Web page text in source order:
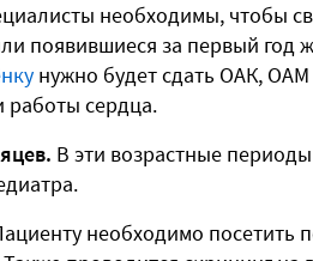
необходимы, чтобы
появившиеся за первый год
нужно будет сдать ОАК,
работы сердца.
В эти возрастные
необходимо посетить